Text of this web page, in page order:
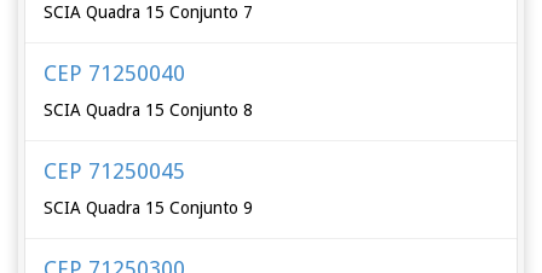
SCIA Quadra 15 Conjunto 7
CEP 71250040
SCIA Quadra 15 Conjunto 8
CEP 71250045
SCIA Quadra 15 Conjunto 9